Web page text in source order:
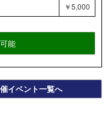
￥5,000
能
イベント一覧へ